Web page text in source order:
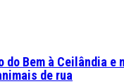
do Bem à Ceilândia e
de rua